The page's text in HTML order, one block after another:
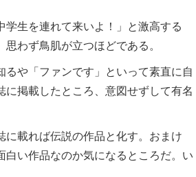
生を連れて来いよ！」と激高する
わず鳥肌が立つほどである。
や「ファンです」といって素直に自
掲載したところ、意図せずして有名
載れば伝説の作品と化す。おまけ
い作品なのか気になるところだ。い